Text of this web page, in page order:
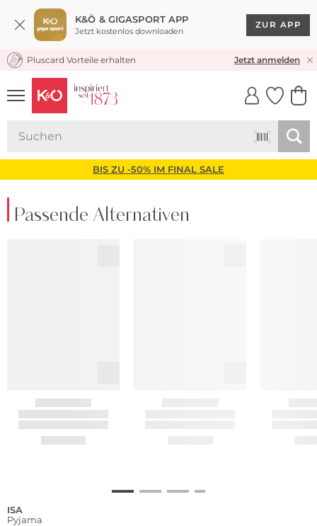
K&Ö & GIGASPORT APP
Jetzt kostenlos downloaden
ZUR APP
KOSTENLOSER VERSAND* & RÜCKVERSAND
Pluscard Vorteile erhalten Jetzt anmelden
UNSERE APP
CLICK &
BIS ZU -50% IM FINAL SALE
Passende Alternativen
ISA
Pyjama